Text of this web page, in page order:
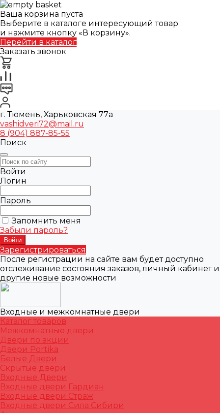
Ваша корзина пуста
Выберите в каталоге интересующий товар
и нажмите кнопку «В корзину».
Перейти в каталог
Заказать звонок
г. Тюмень, Харьковская 77а
vashidveri72@mail.ru
8 (904) 887-85-55
Поиск
Войти
Логин
Пароль
Запомнить меня
Забыли пароль?
Зарегистрироваться
После регистрации на сайте вам будет доступно
отслеживание состояния заказов, личный кабинет и
другие новые возможности
Входные и межкомнатные двери
Каталог товаров
Межкомнатные двери
Двери по акции
Двери Portika
Белые Двери
Скрытые двери
Входные Двери
Входные двери Гардиан
Входные двери Страж
Входные двери Сила Сибири